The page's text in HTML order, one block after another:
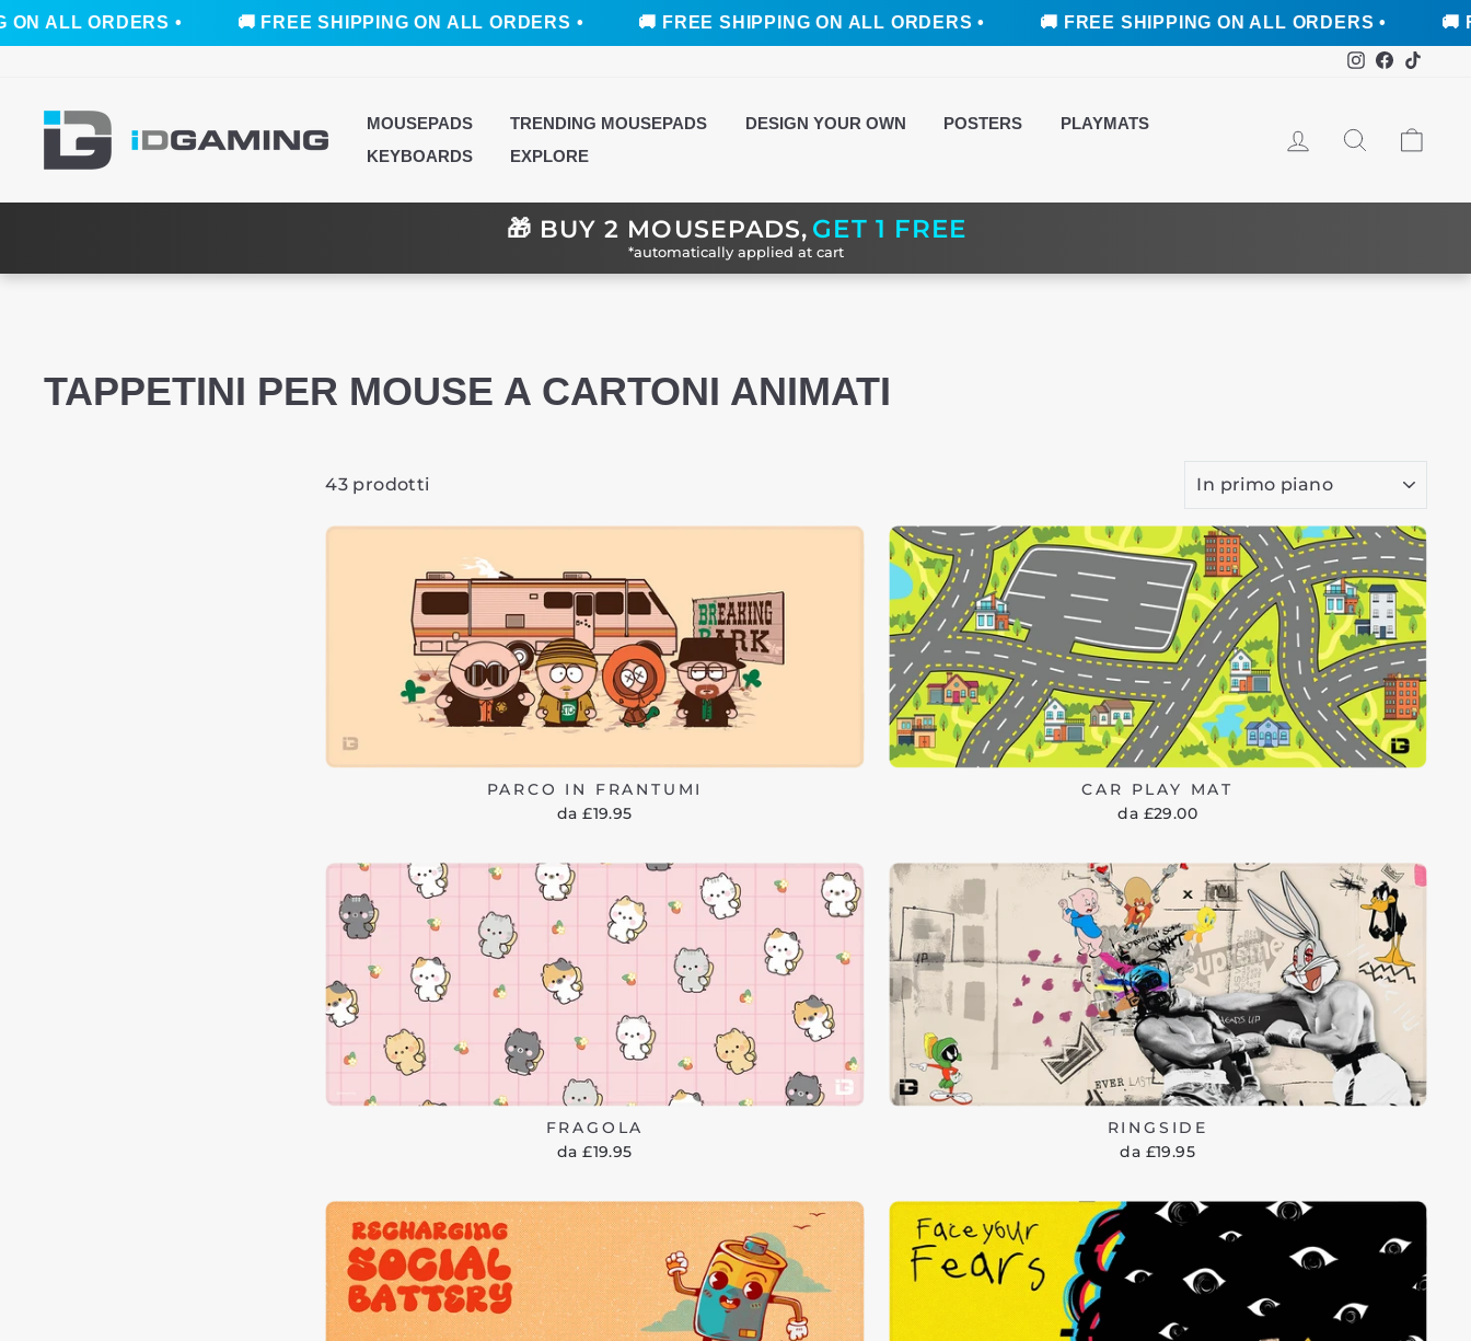
• 🚚 FREE SHIPPING ON ALL ORDERS • 🚚 FREE SHIPPING ON ALL ORDERS • 🚚 FREE SHIPPING ON ALL ORDERS • 🚚 FREE
contenuti
Instagram
MOUSEPADS TRENDING MOUSEPADS DESIGN YOUR OWN POSTERS
PLAYMATS
KEYBOARDS
EXPLORE
ACCEDI CERCA
🎁 BUY 2 MOUSEPADS, GET 1 FREE
*automatically applied at cart
TAPPETINI PER MOUSE A CARTONI ANIMATI
43 prodotti
PARCO IN FRANTUMI
da £19.95
CAR PLAY MAT
da £29.00
FRAGOLA
da £19.95
RINGSIDE
da £19.95